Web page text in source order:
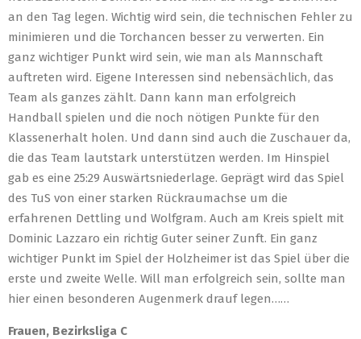
an den Tag legen. Wichtig wird sein, die technischen Fehler zu
minimieren und die Torchancen besser zu verwerten. Ein
ganz wichtiger Punkt wird sein, wie man als Mannschaft
auftreten wird. Eigene Interessen sind nebensächlich, das
Team als ganzes zählt. Dann kann man erfolgreich
Handball spielen und die noch nötigen Punkte für den
Klassenerhalt holen. Und dann sind auch die Zuschauer da,
die das Team lautstark unterstützen werden. Im Hinspiel
gab es eine 25:29 Auswärtsniederlage. Geprägt wird das Spiel
des TuS von einer starken Rückraumachse um die
erfahrenen Dettling und Wolfgram. Auch am Kreis spielt mit
Dominic Lazzaro ein richtig Guter seiner Zunft. Ein ganz
wichtiger Punkt im Spiel der Holzheimer ist das Spiel über die
erste und zweite Welle. Will man erfolgreich sein, sollte man
hier einen besonderen Augenmerk drauf legen……
Frauen, Bezirksliga C